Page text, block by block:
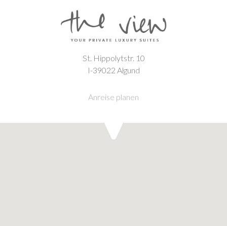
St. Hippolytstr. 10
I-39022 Algund
Anreise planen